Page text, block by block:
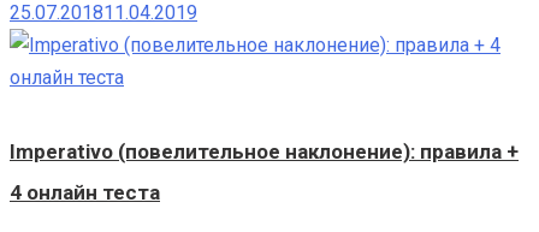
25.07.201811.04.2019
Imperativo (повелительное наклонение): правила +
4 онлайн теста